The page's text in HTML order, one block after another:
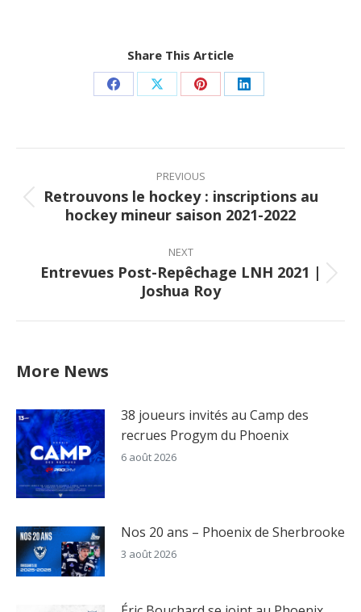
Share This Article
Share
Facebook
Share
X
Share
Pinterest
Share
LinkedIn
Post
navigation
PREVIOUS
Previous
post:
Retrouvons le hockey : inscriptions au
hockey mineur saison 2021-2022
NEXT
Next
post:
Entrevues Post-Repêchage LNH 2021 |
Joshua Roy
More News
38 joueurs invités au Camp des
recrues Progym du Phoenix
6 août 2026
Nos 20 ans – Phoenix de Sherbrooke
3 août 2026